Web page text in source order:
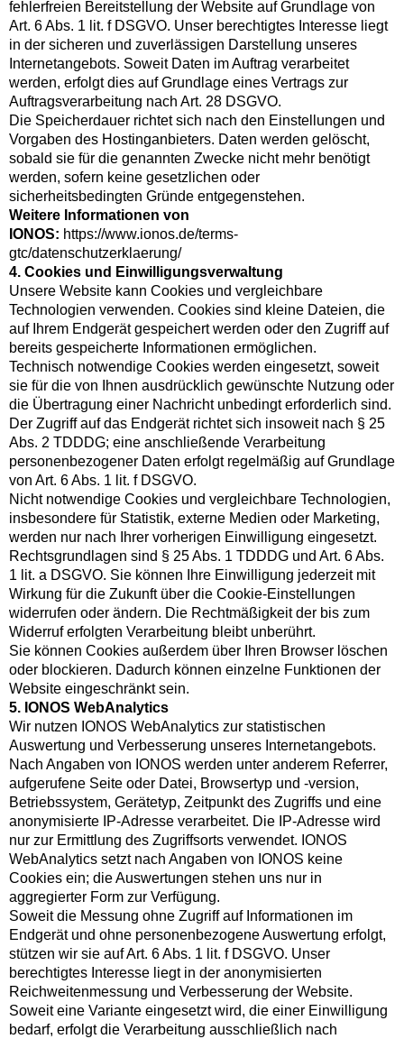
fehlerfreien Bereitstellung der Website auf Grundlage von
Art. 6 Abs. 1 lit. f DSGVO. Unser berechtigtes Interesse liegt
in der sicheren und zuverlässigen Darstellung unseres
Internetangebots. Soweit Daten im Auftrag verarbeitet
werden, erfolgt dies auf Grundlage eines Vertrags zur
Auftragsverarbeitung nach Art. 28 DSGVO.
Die Speicherdauer richtet sich nach den Einstellungen und
Vorgaben des Hostinganbieters. Daten werden gelöscht,
sobald sie für die genannten Zwecke nicht mehr benötigt
werden, sofern keine gesetzlichen oder
sicherheitsbedingten Gründe entgegenstehen.
Weitere Informationen von
IONOS: https://www.ionos.de/terms-
gtc/datenschutzerklaerung/
4. Cookies und Einwilligungsverwaltung
Unsere Website kann Cookies und vergleichbare
Technologien verwenden. Cookies sind kleine Dateien, die
auf Ihrem Endgerät gespeichert werden oder den Zugriff auf
bereits gespeicherte Informationen ermöglichen.
Technisch notwendige Cookies werden eingesetzt, soweit
sie für die von Ihnen ausdrücklich gewünschte Nutzung oder
die Übertragung einer Nachricht unbedingt erforderlich sind.
Der Zugriff auf das Endgerät richtet sich insoweit nach § 25
Abs. 2 TDDDG; eine anschließende Verarbeitung
personenbezogener Daten erfolgt regelmäßig auf Grundlage
von Art. 6 Abs. 1 lit. f DSGVO.
Nicht notwendige Cookies und vergleichbare Technologien,
insbesondere für Statistik, externe Medien oder Marketing,
werden nur nach Ihrer vorherigen Einwilligung eingesetzt.
Rechtsgrundlagen sind § 25 Abs. 1 TDDDG und Art. 6 Abs.
1 lit. a DSGVO. Sie können Ihre Einwilligung jederzeit mit
Wirkung für die Zukunft über die Cookie-Einstellungen
widerrufen oder ändern. Die Rechtmäßigkeit der bis zum
Widerruf erfolgten Verarbeitung bleibt unberührt.
Sie können Cookies außerdem über Ihren Browser löschen
oder blockieren. Dadurch können einzelne Funktionen der
Website eingeschränkt sein.
5. IONOS WebAnalytics
Wir nutzen IONOS WebAnalytics zur statistischen
Auswertung und Verbesserung unseres Internetangebots.
Nach Angaben von IONOS werden unter anderem Referrer,
aufgerufene Seite oder Datei, Browsertyp und -version,
Betriebssystem, Gerätetyp, Zeitpunkt des Zugriffs und eine
anonymisierte IP-Adresse verarbeitet. Die IP-Adresse wird
nur zur Ermittlung des Zugriffsorts verwendet. IONOS
WebAnalytics setzt nach Angaben von IONOS keine
Cookies ein; die Auswertungen stehen uns nur in
aggregierter Form zur Verfügung.
Soweit die Messung ohne Zugriff auf Informationen im
Endgerät und ohne personenbezogene Auswertung erfolgt,
stützen wir sie auf Art. 6 Abs. 1 lit. f DSGVO. Unser
berechtigtes Interesse liegt in der anonymisierten
Reichweitenmessung und Verbesserung der Website.
Soweit eine Variante eingesetzt wird, die einer Einwilligung
bedarf, erfolgt die Verarbeitung ausschließlich nach